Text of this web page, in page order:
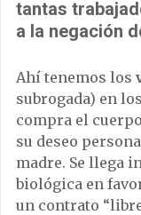
tantas
a la negación
Ahí tenemos los
subrogada) en
compra el
su deseo
madre. Se llega
biológica en
un contrato